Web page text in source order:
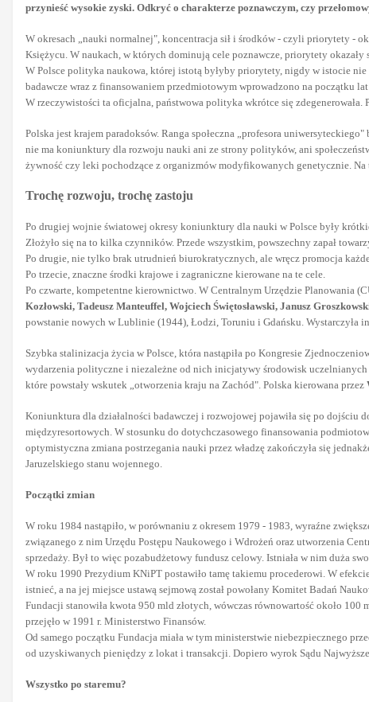
przynieść wysokie zyski. Odkryć o charakterze poznawczym, czy
W okresach „nauki normalnej", koncentracja sił i środków - czyli priorytety -
Księżycu. W naukach, w których dominują cele poznawcze, priorytety
W Polsce polityka naukowa, której istotą byłyby priorytety, nigdy w istocie
badawcze wraz z finansowaniem przedmiotowym wprowadzono na początku
W rzeczywistości ta oficjalna, państwowa polityka wkrótce się
Polska jest krajem paradoksów. Ranga społeczna „profesora
nie ma koniunktury dla rozwoju nauki ani ze strony polityków, ani
żywność czy leki pochodzące z organizmów modyfikowanych genetycznie.
Trochę rozwoju, trochę zastoju
Po drugiej wojnie światowej okresy koniunktury dla nauki w Polsce były
Złożyło się na to kilka czynników. Przede wszystkim, powszechny zapał
Po drugie, nie tylko brak utrudnień biurokratycznych, ale wręcz promocja
Po trzecie, znaczne środki krajowe i zagraniczne kierowane na te cele.
Po czwarte, kompetentne kierownictwo. W Centralnym Urzędzie Planowania
Kozłowski, Tadeusz Manteuffel, Wojciech Świętosławski, Janusz
powstanie nowych w Lublinie (1944), Łodzi, Toruniu i Gdańsku. Wystarczyła
Szybka stalinizacja życia w Polsce, która nastąpiła po Kongresie
wydarzenia polityczne i niezależne od nich inicjatywy środowisk
które powstały wskutek „otworzenia kraju na Zachód". Polska kierowana przez
Koniunktura dla działalności badawczej i rozwojowej pojawiła się po dojściu
międzyresortowych. W stosunku do dotychczasowego finansowania
optymistyczna zmiana postrzegania nauki przez władzę zakończyła się
Jaruzelskiego stanu wojennego.
Początki zmian
W roku 1984 nastąpiło, w porównaniu z okresem 1979 - 1983, wyraźne
związanego z nim Urzędu Postępu Naukowego i Wdrożeń oraz utworzenia
sprzedaży. Był to więc pozabudżetowy fundusz celowy. Istniała w nim duża
W roku 1990 Prezydium KNiPT postawiło tamę takiemu procederowi. W
istnieć, a na jej miejsce ustawą sejmową został powołany Komitet Badań
Fundacji stanowiła kwota 950 mld złotych, wówczas równowartość około
przejęło w 1991 r. Ministerstwo Finansów.
Od samego początku Fundacja miała w tym ministerstwie niebezpiecznego
od uzyskiwanych pieniędzy z lokat i transakcji. Dopiero wyrok Sądu
Wszystko po staremu?